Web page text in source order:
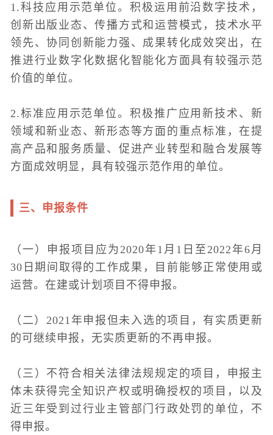
1.科技应用示范单位。积极运用前沿数字技术，
创新出版业态、传播方式和运营模式，技术水平
领先、协同创新能力强、成果转化成效突出，在
推进行业数字化数据化智能化方面具有较强示范
价值的单位。
2.标准应用示范单位。积极推广应用新技术、新
领域和新业态、新形态等方面的重点标准，在提
高产品和服务质量、促进产业转型和融合发展等
方面成效明显，具有较强示范作用的单位。
三、申报条件
（一）申报项目应为2020年1月1日至2022年6月
30日期间取得的工作成果，目前能够正常使用或
运营。在建或计划项目不得申报。
（二）2021年申报但未入选的项目，有实质更新
的可继续申报，无实质更新的不再申报。
（三）不符合相关法律法规规定的项目，申报主
体未获得完全知识产权或明确授权的项目，以及
近三年受到过行业主管部门行政处罚的单位，不
得申报。